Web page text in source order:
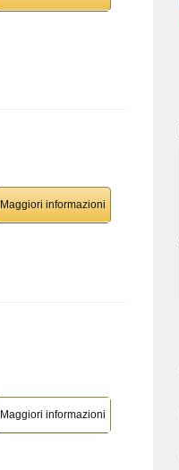
Maggiori informazioni
Maggiori informazioni